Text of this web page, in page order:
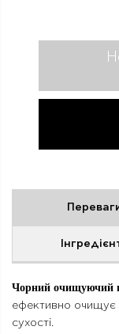
Чорний очищуючий
ефективно очищує
сухості.